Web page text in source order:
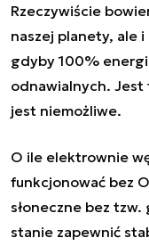
Rzeczywiście
naszej planety, ale
gdyby 100%
odnawialnych.
jest niemożliwe.
O ile elektrownie
funkcjonować bez
słoneczne bez
stanie zapewnić